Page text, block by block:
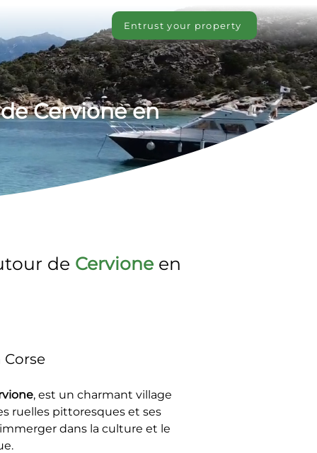
Entrust your property
Cervione en
de Cervione en
Corse
, est un charmant village
ruelles pittoresques et ses
dans la culture et le